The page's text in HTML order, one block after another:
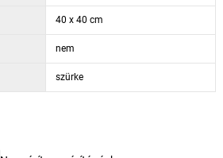
40 x 40 cm
nem
szürke